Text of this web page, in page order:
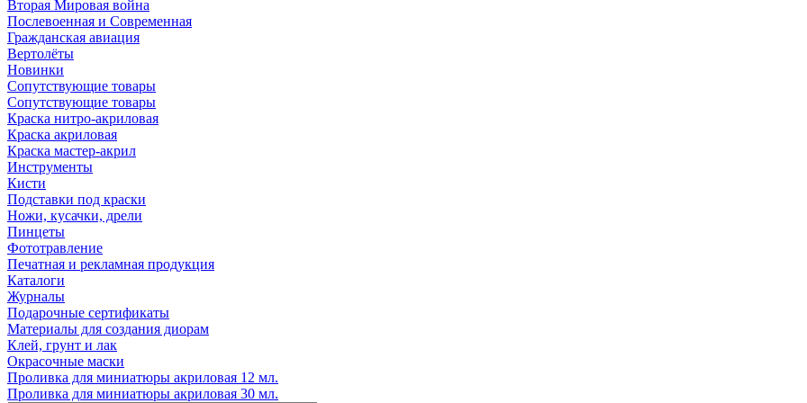
Вторая Мировая война
Послевоенная и Современная
Гражданская авиация
Вертолёты
Новинки
Сопутствующие товары
Сопутствующие товары
Краска нитро-акриловая
Краска акриловая
Краска мастер-акрил
Инструменты
Кисти
Подставки под краски
Ножи, кусачки, дрели
Пинцеты
Фототравление
Печатная и рекламная продукция
Каталоги
Журналы
Подарочные сертификаты
Материалы для создания диорам
Клей, грунт и лак
Окрасочные маски
Проливка для миниатюры акриловая 12 мл.
Проливка для миниатюры акриловая 30 мл.